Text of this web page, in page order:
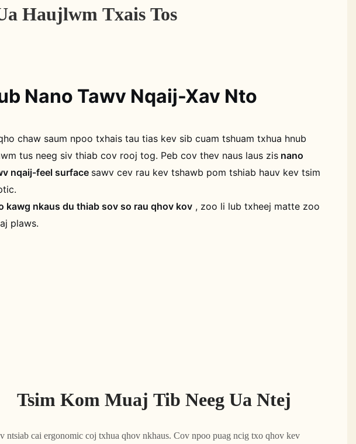
Haujlwm Txais Tos
Nano Tawv Nqaij-Xav Nto
chaw saum npoo txhais tau tias kev sib cuam tshuam txhua hnub
tus neeg siv thiab cov rooj tog. Peb cov thev naus laus zis nano
nqaij-feel surface sawv cev rau kev tshawb pom tshiab hauv kev tsim
kawg nkaus du thiab sov so rau qhov kov , zoo li lub txheej matte zoo
plaws.
Tsim Kom Muaj Tib Neeg Ua Ntej